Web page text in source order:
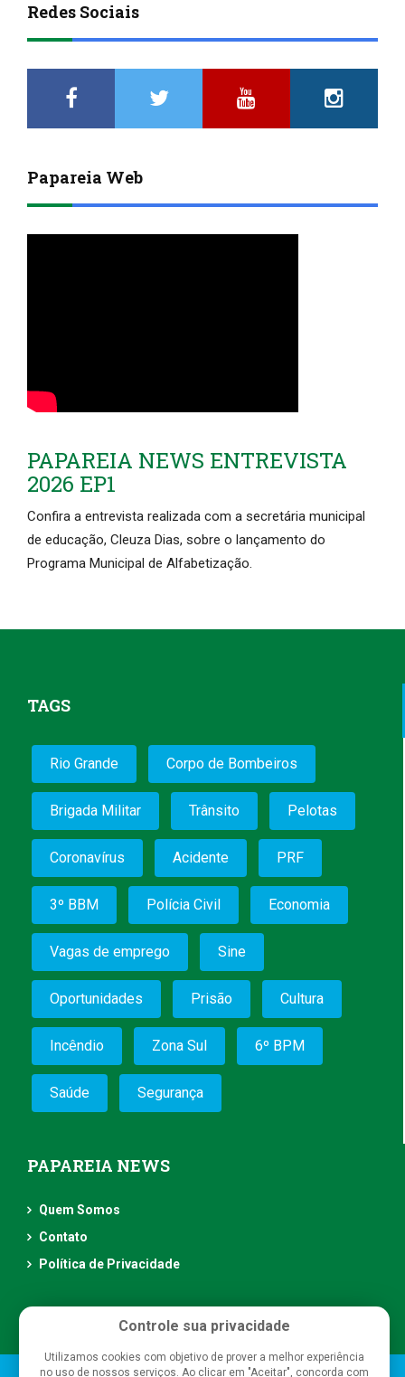
Redes Sociais
Papareia Web
PAPAREIA NEWS ENTREVISTA
2026 EP1
Confira a entrevista realizada com a secretária municipal
de educação, Cleuza Dias, sobre o lançamento do
Programa Municipal de Alfabetização.
TAGS
Rio Grande Corpo de Bombeiros
Brigada Militar Trânsito Pelotas
Coronavírus Acidente PRF
3º BBM Polícia Civil Economia
Vagas de emprego Sine
Oportunidades Prisão Cultura
Incêndio Zona Sul 6º BPM
Saúde Segurança
PAPAREIA NEWS
Quem Somos
Contato
Política de Privacidade
Controle sua privacidade
Utilizamos cookies com objetivo de prover a melhor experiência
no uso de nossos serviços. Ao clicar em "Aceitar", concorda com